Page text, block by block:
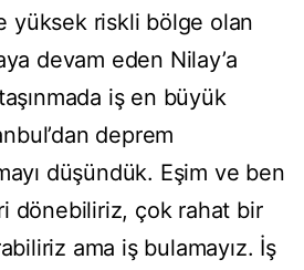
yüksek riskli bölge olan
devam eden Nilay’a
iş en büyük
deprem
düşündük. Eşim ve ben
dönebiliriz, çok rahat bir
ama iş bulamayız. İş